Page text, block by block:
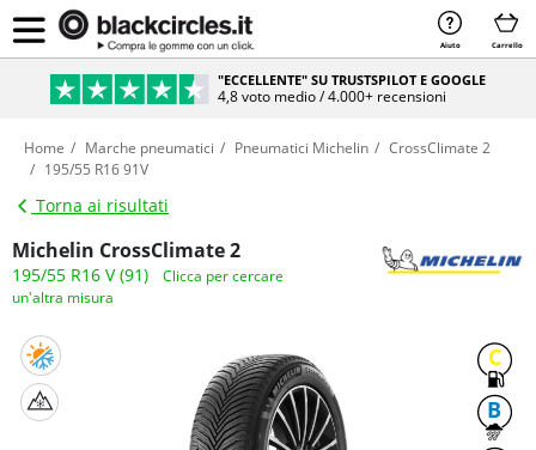
Aiuto Carrello
"ECCELLENTE" SU TRUSTSPILOT E GOOGLE
4,8 voto medio / 4.000+ recensioni
Home Marche pneumatici Pneumatici Michelin
CrossClimate 2
195/55 R16 91V
Torna ai risultati
Michelin CrossClimate 2
195/55 R16 V (91)
Clicca per cercare
un'altra misura
C
B